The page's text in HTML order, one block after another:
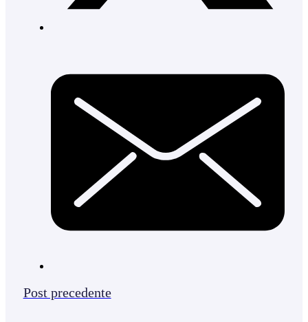
Post precedente